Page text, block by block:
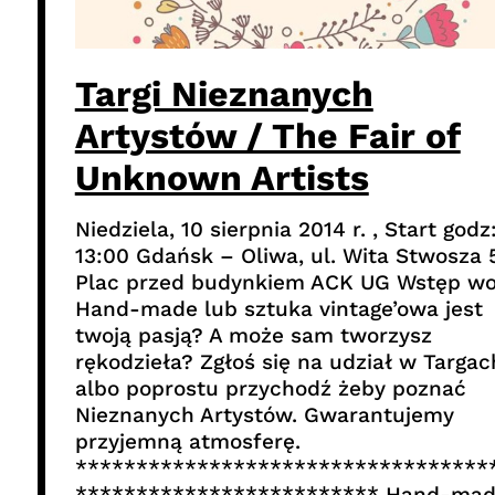
Targi Nieznanych
Artystów / The Fair of
Unknown Artists
Niedziela, 10 sierpnia 2014 r. , Start godz:
13:00 Gdańsk – Oliwa, ul. Wita Stwosza
Plac przed budynkiem ACK UG Wstęp
Hand-made lub sztuka vintage’owa jest
twoją pasją? A może sam tworzysz
rękodzieła? Zgłoś się na udział w
albo poprostu przychodź żeby poznać
Nieznanych Artystów. Gwarantujemy
przyjemną atmosferę.